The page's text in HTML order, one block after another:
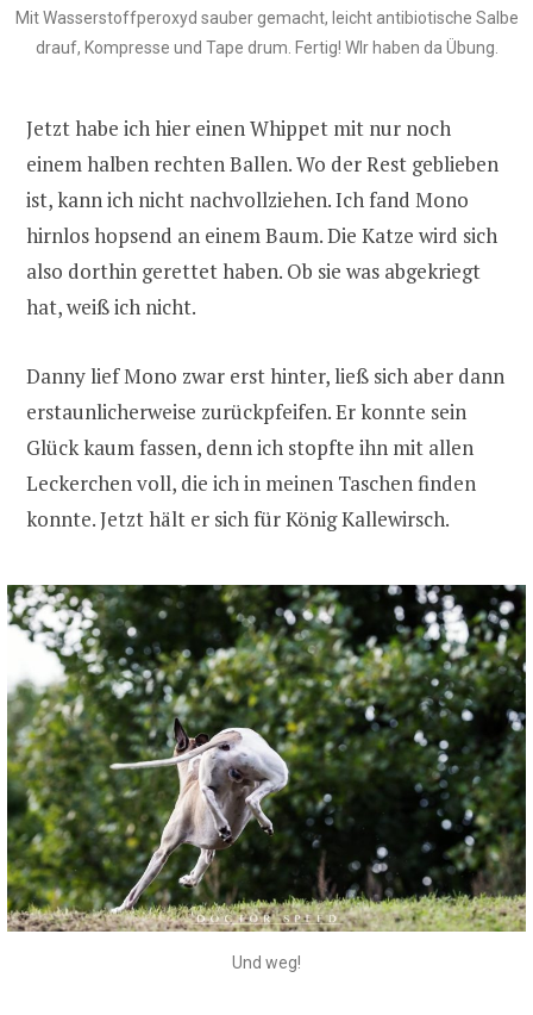
Mit Wasserstoffperoxyd sauber gemacht, leicht antibiotische Salbe
drauf, Kompresse und Tape drum. Fertig! WIr haben da Übung.
Jetzt habe ich hier einen Whippet mit nur noch
einem halben rechten Ballen. Wo der Rest geblieben
ist, kann ich nicht nachvollziehen. Ich fand Mono
hirnlos hopsend an einem Baum. Die Katze wird sich
also dorthin gerettet haben. Ob sie was abgekriegt
hat, weiß ich nicht.
Danny lief Mono zwar erst hinter, ließ sich aber dann
erstaunlicherweise zurückpfeifen. Er konnte sein
Glück kaum fassen, denn ich stopfte ihn mit allen
Leckerchen voll, die ich in meinen Taschen finden
konnte. Jetzt hält er sich für König Kallewirsch.
Und weg!